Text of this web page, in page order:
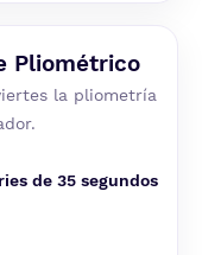
Pliométrico
la pliometría
de 35 segundos